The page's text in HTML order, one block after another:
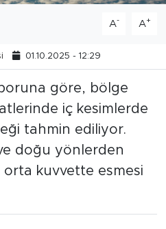
A- A+
01.10.2025 - 12:29
göre, bölge
iç kesimlerde
tahmin ediliyor.
doğu yönlerden
kuvvette esmesi